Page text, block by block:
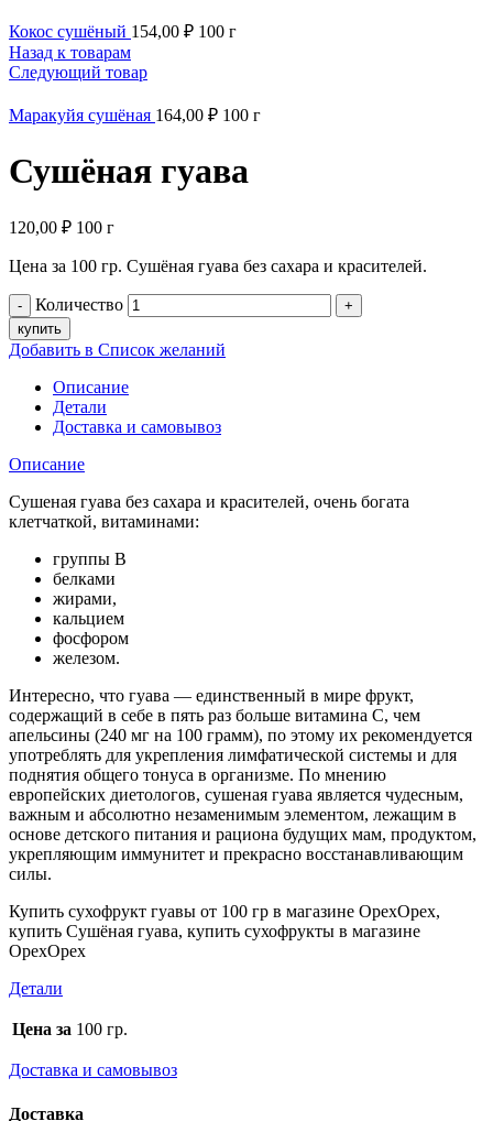
Кокос сушёный 154,00 ₽ 100 г
Назад к товарам
Следующий товар
Маракуйя сушёная 164,00 ₽ 100 г
Сушёная гуава
120,00 ₽ 100 г
Цена за 100 гр. Сушёная гуава без сахара и красителей.
Количество
купить
Добавить в Список желаний
Описание
Детали
Доставка и самовывоз
Описание
Сушеная гуава без сахара и красителей, очень богата
клетчаткой, витаминами:
группы В
белками
жирами,
кальцием
фосфором
железом.
Интересно, что гуава — единственный в мире фрукт,
содержащий в себе в пять раз больше витамина С, чем
апельсины (240 мг на 100 грамм), по этому их рекомендуется
употреблять для укрепления лимфатической системы и для
поднятия общего тонуса в организме. По мнению
европейских диетологов, сушеная гуава является чудесным,
важным и абсолютно незаменимым элементом, лежащим в
основе детского питания и рациона будущих мам, продуктом,
укрепляющим иммунитет и прекрасно восстанавливающим
силы.
Купить сухофрукт гуавы от 100 гр в магазине ОрехОрех,
купить Сушёная гуава, купить сухофрукты в магазине
ОрехОрех
Детали
Цена за 100 гр.
Доставка и самовывоз
Доставка